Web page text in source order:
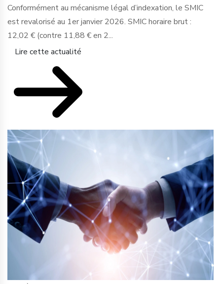
Conformément au mécanisme légal d’indexation, le SMIC
est revalorisé au 1er janvier 2026. SMIC horaire brut :
12,02 € (contre 11,88 € en 2...
Lire cette actualité